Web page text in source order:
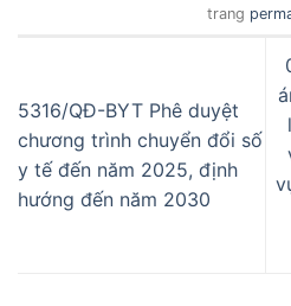
trang
5316/QĐ-BYT Phê duyệt
chương trình chuyển đổi số
y tế đến năm 2025, định
hướng đến năm 2030